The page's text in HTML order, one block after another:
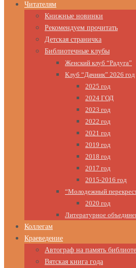
Читателям
Книжные новинки
Рекомендуем прочитать
Детская страничка
Библиотечные клубы
Женский клуб “Радуга”
Клуб “Дачник” 2026 год
2025 год
2024 ГОД
2023 год
2022 год
2021 год
2019 год
2018 год
2017 год
2015-2016 год
“Молодежный
2020 год
Литературное
Коллегам
Краеведение
Автограф на память
Вятская книга года